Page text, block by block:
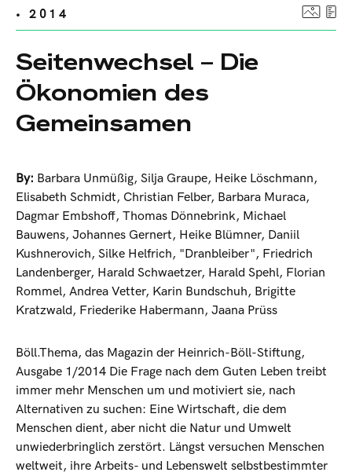
• 2014
Seitenwechsel – Die
Ökonomien des
Gemeinsamen
By: Barbara Unmüßig, Silja Graupe, Heike Löschmann,
Elisabeth Schmidt, Christian Felber, Barbara Muraca,
Dagmar Embshoff, Thomas Dönnebrink, Michael
Bauwens, Johannes Gernert, Heike Blümner, Daniil
Kushnerovich, Silke Helfrich, "Dranbleiber", Friedrich
Landenberger, Harald Schwaetzer, Harald Spehl, Florian
Rommel, Andrea Vetter, Karin Bundschuh, Brigitte
Kratzwald, Friederike Habermann, Jaana Prüss
Böll.Thema, das Magazin der Heinrich-Böll-Stiftung,
Ausgabe 1/2014 Die Frage nach dem Guten Leben treibt
immer mehr Menschen um und motiviert sie, nach
Alternativen zu suchen: Eine Wirtschaft, die dem
Menschen dient, aber nicht die Natur und Umwelt
unwiederbringlich zerstört. Längst versuchen Menschen
weltweit, ihre Arbeits- und Lebenswelt selbstbestimmter